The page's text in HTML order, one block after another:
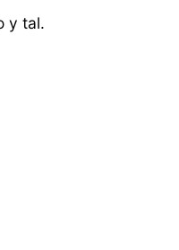
y tal.